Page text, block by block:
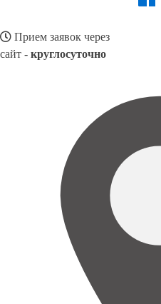
Прием заявок через
сайт - круглосуточно